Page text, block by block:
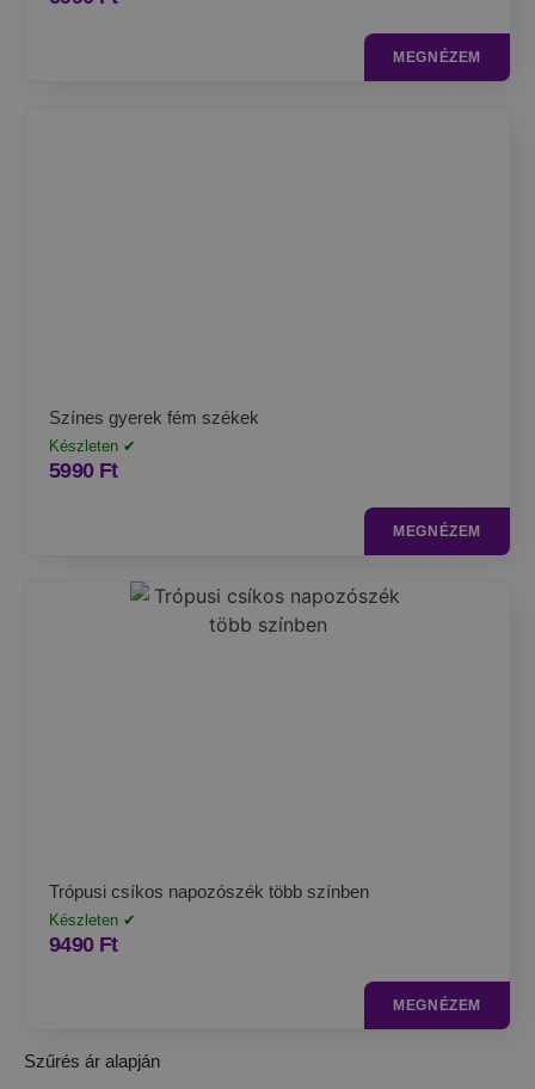
Szűrés ár alapján
MEGNÉZEM
Színes gyerek fém székek
Készleten ✔
5990 Ft
MEGNÉZEM
Trópusi csíkos napozószék több színben
Készleten ✔
9490 Ft
MEGNÉZEM